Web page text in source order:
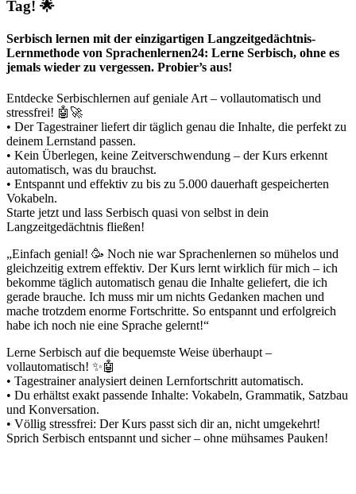
Tag! 🌟
Serbisch lernen mit der einzigartigen Langzeitgedächtnis-
Lernmethode von Sprachenlernen24: Lerne Serbisch, ohne es
jemals wieder zu vergessen. Probier’s aus!
Entdecke Serbischlernen auf geniale Art – vollautomatisch und
stressfrei! 🤖🚀
• Der Tagestrainer liefert dir täglich genau die Inhalte, die perfekt zu
deinem Lernstand passen.
• Kein Überlegen, keine Zeitverschwendung – der Kurs erkennt
automatisch, was du brauchst.
• Entspannt und effektiv zu bis zu 5.000 dauerhaft gespeicherten
Vokabeln.
Starte jetzt und lass Serbisch quasi von selbst in dein
Langzeitgedächtnis fließen!
„Einfach genial! 🥳 Noch nie war Sprachenlernen so mühelos und
gleichzeitig extrem effektiv. Der Kurs lernt wirklich für mich – ich
bekomme täglich automatisch genau die Inhalte geliefert, die ich
gerade brauche. Ich muss mir um nichts Gedanken machen und
mache trotzdem enorme Fortschritte. So entspannt und erfolgreich
habe ich noch nie eine Sprache gelernt!“
Lerne Serbisch auf die bequemste Weise überhaupt –
vollautomatisch! ✨🤖
• Tagestrainer analysiert deinen Lernfortschritt automatisch.
• Du erhältst exakt passende Inhalte: Vokabeln, Grammatik, Satzbau
und Konversation.
• Völlig stressfrei: Der Kurs passt sich dir an, nicht umgekehrt!
Sprich Serbisch entspannt und sicher – ohne mühsames Pauken!